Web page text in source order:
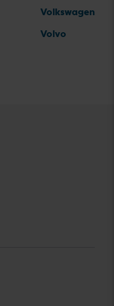
Volkswagen
Volvo